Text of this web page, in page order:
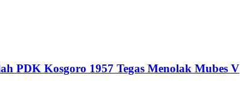
PDK Kosgoro 1957 Tegas Menolak Mubes V